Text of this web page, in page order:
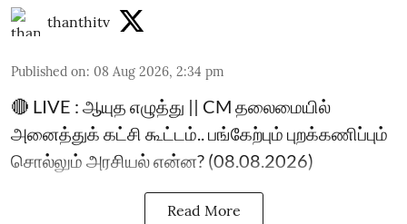
thanthitv
Published on: 08 Aug 2026, 2:34 pm
🔴 LIVE : ஆயுத எழுத்து || CM தலைமையில்
அனைத்துக் கட்சி கூட்டம்.. பங்கேற்பும் புறக்கணிப்பும்
சொல்லும் அரசியல் என்ன? (08.08.2026)
Read More